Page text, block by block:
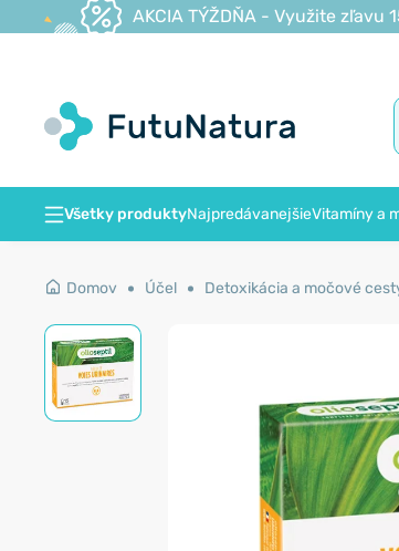
AKCIA TÝŽDŇA - Využite zľavu
Všetky produktyNajpredávanejšieVitamíny a
Domov Účel Detoxikácia a močové